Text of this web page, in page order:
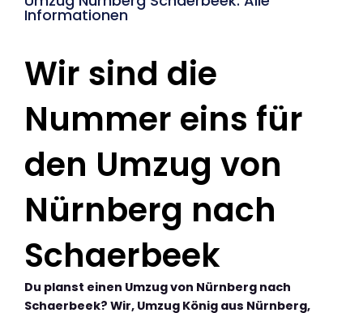
Informationen
Wir sind die
Nummer eins für
den Umzug von
Nürnberg nach
Schaerbeek
Du planst einen Umzug von Nürnberg nach
Schaerbeek? Wir, Umzug König aus Nürnberg,